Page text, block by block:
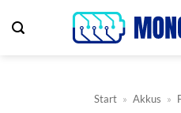
Inhalt
Start » Akkus »